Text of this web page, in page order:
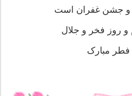
جشن غفران است
و روز فخر و جلال
فطر مبارک